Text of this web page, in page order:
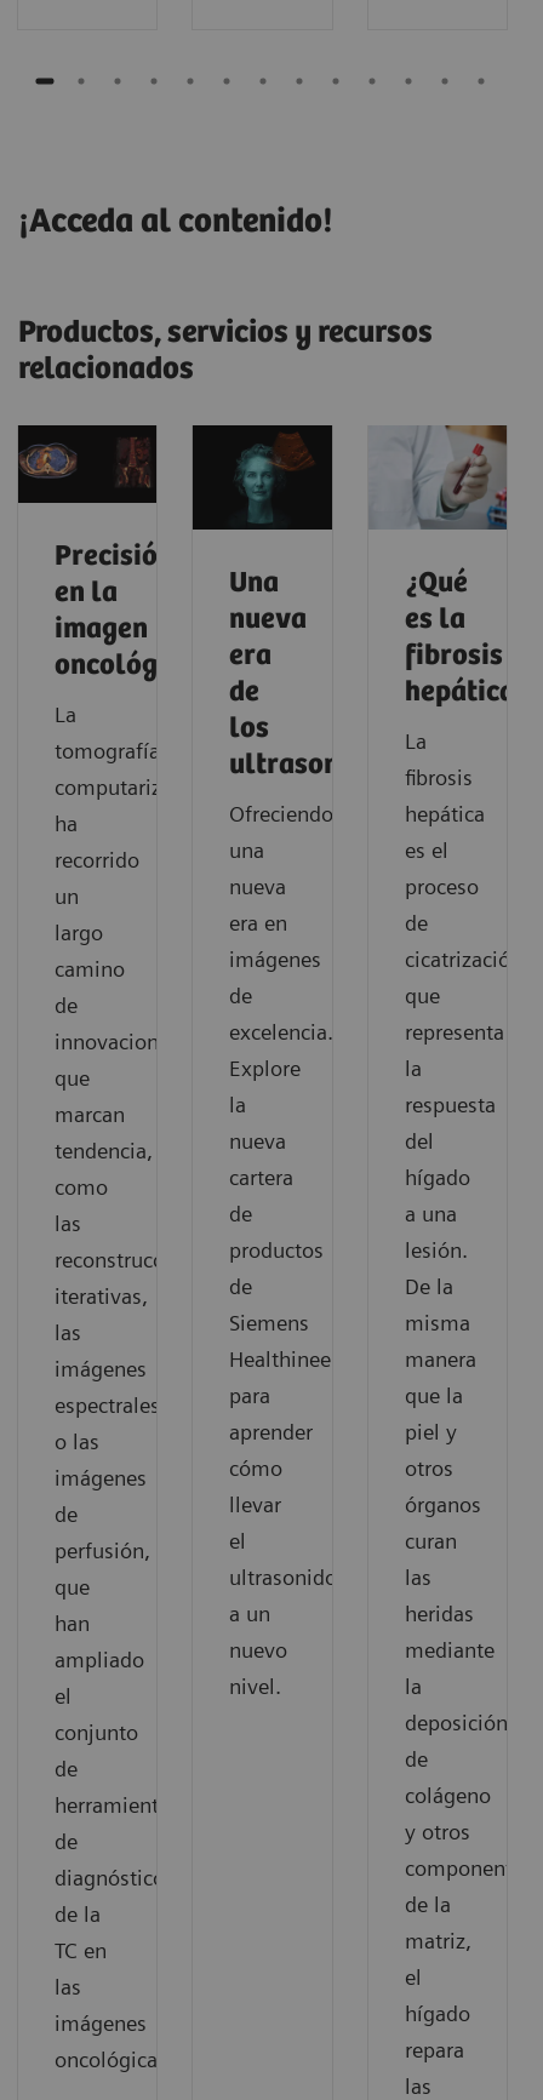
¡Acceda al contenido!
Productos, servicios y recursos
relacionados
Precisión
en la
imagen
oncológica
La
tomografía
computarizada
ha
recorrido
un
largo
camino
de
innovaciones
que
marcan
tendencia,
como
las
reconstrucciones
iterativas,
las
imágenes
espectrales
o las
imágenes
de
perfusión,
que
han
ampliado
el
conjunto
de
herramientas
de
diagnóstico
de la
TC en
las
imágenes
oncológicas.
Una
nueva
era
de
los
ultrasonidos
Ofreciendo
una
nueva
era en
imágenes
de
excelencia.
Explore
la
nueva
cartera
de
productos
de
Siemens
Healthineers
para
aprender
cómo
llevar
el
ultrasonido
a un
nuevo
nivel.
¿Qué
es la
fibrosis
hepática?
La
fibrosis
hepática
es el
proceso
de
cicatrización
que
representa
la
respuesta
del
hígado
a una
lesión.
De la
misma
manera
que la
piel y
otros
órganos
curan
las
heridas
mediante
la
deposición
de
colágeno
y otros
componentes
de la
matriz,
el
hígado
repara
las